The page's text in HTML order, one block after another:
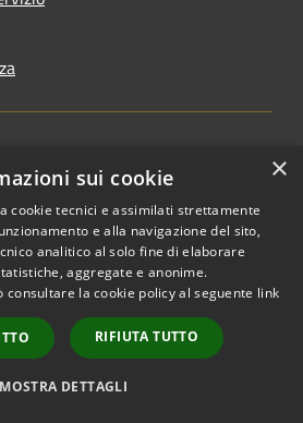
trasparente
×
sui cookie
cookie tecnici e assimilati strettamente
e alla navigazione del sito,
analitico al solo fine di elaborare
aggregate e anonime.
consultare la cookie policy al seguente link
RIFIUTA TUTTO
MOSTRA DETTAGLI